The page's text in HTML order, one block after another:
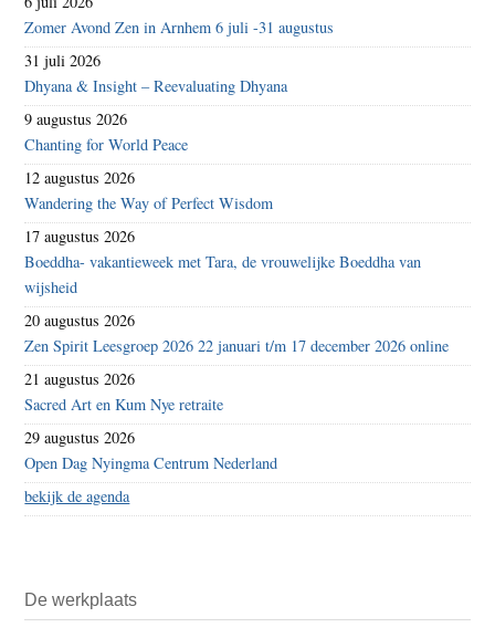
Zomer Avond Zen in Arnhem 6 juli -31 augustus
31 juli 2026
Dhyana & Insight – Reevaluating Dhyana
9 augustus 2026
Chanting for World Peace
12 augustus 2026
Wandering the Way of Perfect Wisdom
17 augustus 2026
Boeddha- vakantieweek met Tara, de vrouwelijke Boeddha van
wijsheid
20 augustus 2026
Zen Spirit Leesgroep 2026 22 januari t/m 17 december 2026 online
21 augustus 2026
Sacred Art en Kum Nye retraite
29 augustus 2026
Open Dag Nyingma Centrum Nederland
bekijk de agenda
De werkplaats